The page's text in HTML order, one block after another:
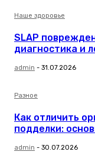
Наше здоровье
SLAP
диагностика и
admin - 31.07.2026
Разное
Как отличить
подделки:
admin - 30.07.2026